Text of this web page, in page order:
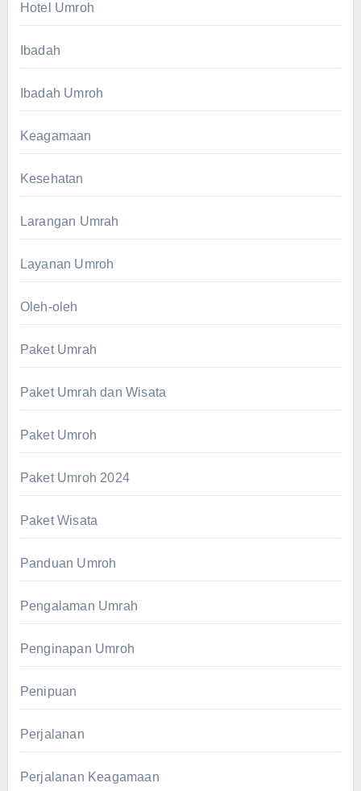
Hotel Umroh
Ibadah
Ibadah Umroh
Keagamaan
Kesehatan
Larangan Umrah
Layanan Umroh
Oleh-oleh
Paket Umrah
Paket Umrah dan Wisata
Paket Umroh
Paket Umroh 2024
Paket Wisata
Panduan Umroh
Pengalaman Umrah
Penginapan Umroh
Penipuan
Perjalanan
Perjalanan Keagamaan